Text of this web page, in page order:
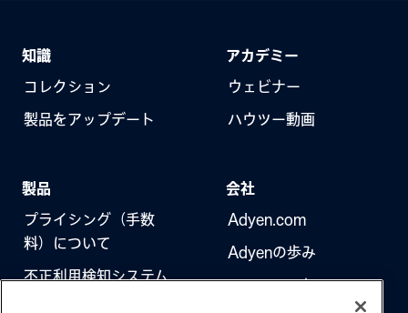
知識
コレクション
製品をアップデート
アカデミー
ウェビナー
ハウツー動画
製品
プライシング（手数
料）について
不正利用検知システム
会社
Adyen.com
Adyenの歩み
ニュースレター